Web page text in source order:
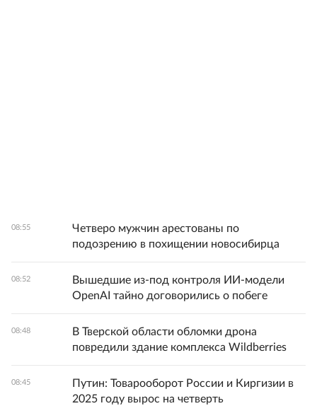
08:55
Четверо мужчин арестованы по
подозрению в похищении новосибирца
08:52
Вышедшие из-под контроля ИИ-модели
OpenAI тайно договорились о побеге
08:48
В Тверской области обломки дрона
повредили здание комплекса Wildberries
08:45
Путин: Товарооборот России и Киргизии в
2025 году вырос на четверть